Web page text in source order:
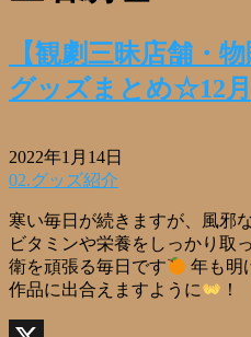
【観劇三昧店舗・
グッズまとめ☆12
2022年1月14日
02.グッズ紹介
寒い毎日が続きますが、風邪
ビタミンや栄養をしっかり取
衛を頑張る毎日です
年も明
作品に出合えますように
！